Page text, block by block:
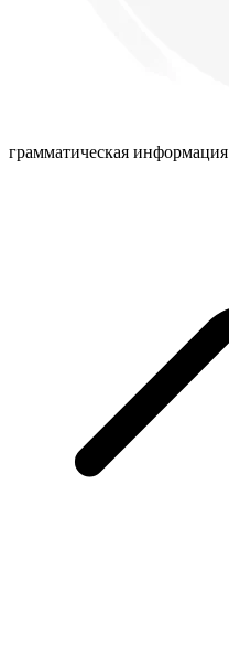
грамматическая информация